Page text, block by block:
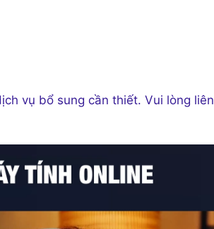
vụ bổ sung cần thiết. Vui lòng liên